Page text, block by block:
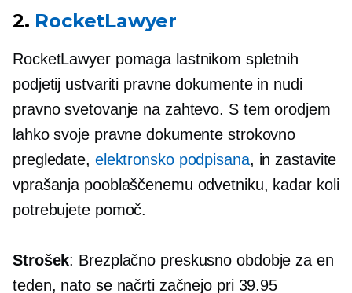
2. RocketLawyer
RocketLawyer pomaga lastnikom spletnih
podjetij ustvariti pravne dokumente in nudi
pravno svetovanje na zahtevo. S tem orodjem
lahko svoje pravne dokumente strokovno
pregledate, elektronsko podpisana, in zastavite
vprašanja pooblaščenemu odvetniku, kadar koli
potrebujete pomoč.
Strošek: Brezplačno preskusno obdobje za en
teden, nato se načrti začnejo pri 39.95